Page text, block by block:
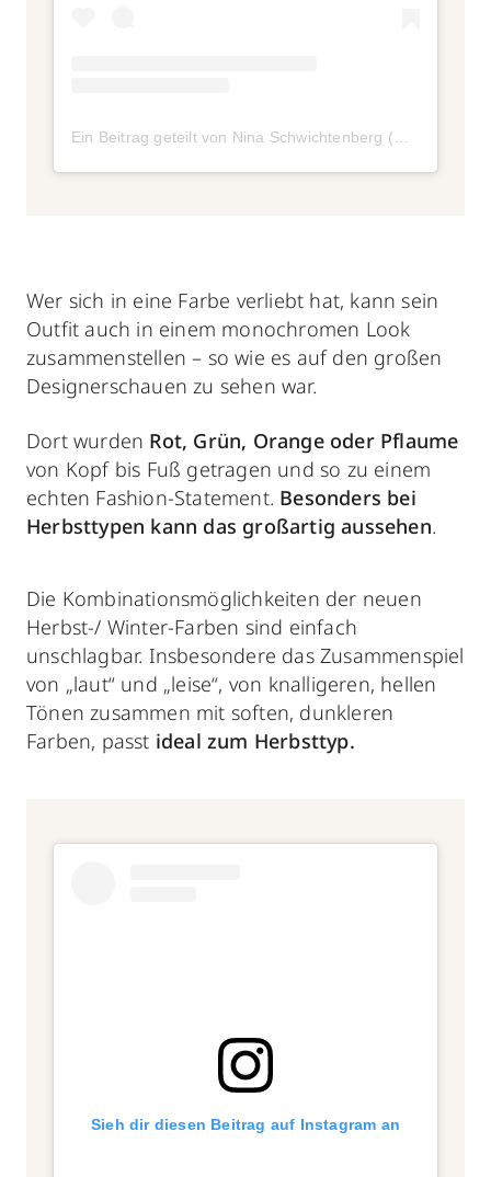
Wer sich in eine Farbe verliebt hat, kann sein
Outfit auch in einem monochromen Look
zusammenstellen – so wie es auf den großen
Designerschauen zu sehen war.
Dort wurden Rot, Grün, Orange oder Pflaume
von Kopf bis Fuß getragen und so zu einem
echten Fashion-Statement. Besonders bei
Herbsttypen kann das großartig aussehen.
Die Kombinationsmöglichkeiten der neuen
Herbst-/ Winter-Farben sind einfach
unschlagbar. Insbesondere das Zusammenspiel
von „laut“ und „leise“, von knalligeren, hellen
Tönen zusammen mit soften, dunkleren
Farben, passt ideal zum Herbsttyp.
Sieh dir diesen Beitrag auf Instagram an